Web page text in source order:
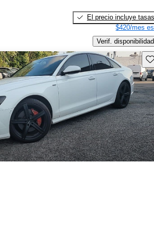
El precio incluye tasas
$420/mes
Verif. disponibilidad